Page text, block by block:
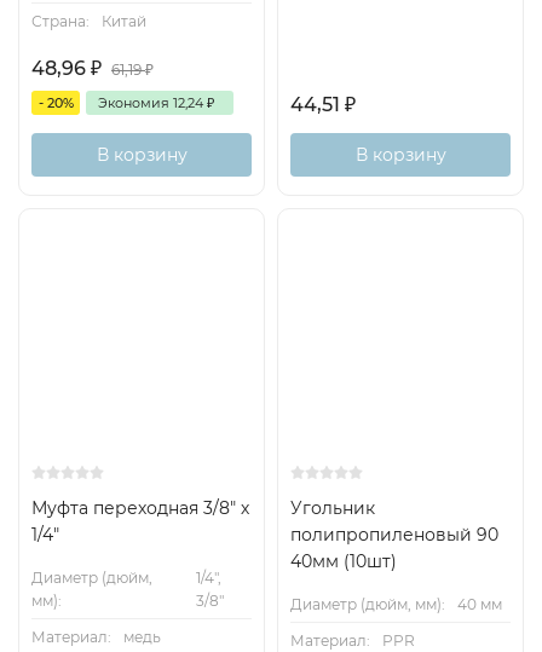
Страна: Китай
48,96 ₽ 61,19₽
- 20% Экономия 12,24 ₽
В корзину
44,51 ₽
В корзину
Муфта переходная 3/8" х
1/4"
Диаметр (дюйм,
мм):
1/4",
3/8"
Материал:
медь
Угольник
полипропиленовый 90
40мм (10шт)
Диаметр (дюйм, мм):
40 мм
Материал:
PPR